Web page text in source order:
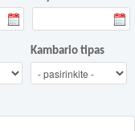
Kambario tipas